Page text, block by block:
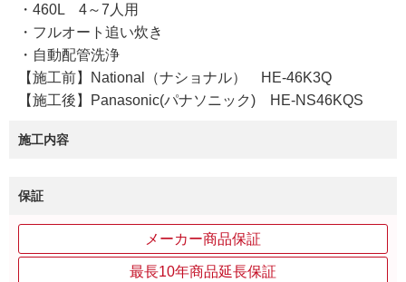
・460L 4～7人用
・フルオート追い炊き
・自動配管洗浄
【施工前】National（ナショナル） HE-46K3Q
【施工後】Panasonic(パナソニック) HE-NS46KQS
施工内容
保証
メーカー商品保証
最長10年商品延長保証